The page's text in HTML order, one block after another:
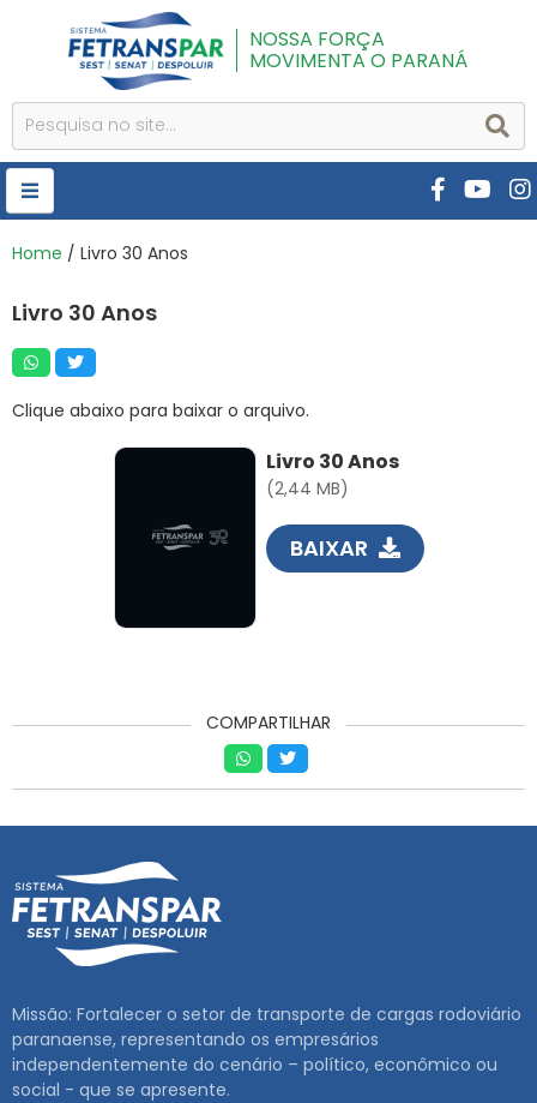
NOSSA FORÇA
MOVIMENTA O PARANÁ
HOME
CURSOS E EVENTOS
SEST SENAT
Home / Livro 30 Anos
Livro 30 Anos
Clique abaixo para baixar o arquivo.
Livro 30 Anos
(2,44 MB)
BAIXAR
COMPARTILHAR
Missão: Fortalecer o setor de transporte de cargas rodoviário
paranaense, representando os empresários
independentemente do cenário – político, econômico ou
social - que se apresente.